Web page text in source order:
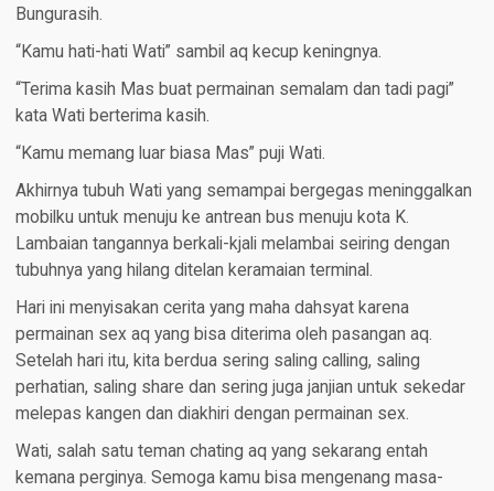
Bungurasih.
“Kamu hati-hati Wati” sambil aq kecup keningnya.
“Terima kasih Mas buat permainan semalam dan tadi pagi”
kata Wati berterima kasih.
“Kamu memang luar biasa Mas” puji Wati.
Akhirnya tubuh Wati yang semampai bergegas meninggalkan
mobilku untuk menuju ke antrean bus menuju kota K.
Lambaian tangannya berkali-kjali melambai seiring dengan
tubuhnya yang hilang ditelan keramaian terminal.
Hari ini menyisakan cerita yang maha dahsyat karena
permainan sex aq yang bisa diterima oleh pasangan aq.
Setelah hari itu, kita berdua sering saling calling, saling
perhatian, saling share dan sering juga janjian untuk sekedar
melepas kangen dan diakhiri dengan permainan sex.
Wati, salah satu teman chating aq yang sekarang entah
kemana perginya. Semoga kamu bisa mengenang masa-